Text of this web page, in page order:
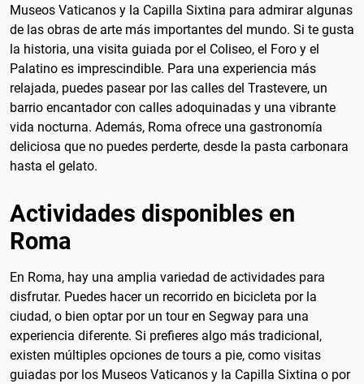
Museos Vaticanos y la Capilla Sixtina para admirar algunas
de las obras de arte más importantes del mundo. Si te gusta
la historia, una visita guiada por el Coliseo, el Foro y el
Palatino es imprescindible. Para una experiencia más
relajada, puedes pasear por las calles del Trastevere, un
barrio encantador con calles adoquinadas y una vibrante
vida nocturna. Además, Roma ofrece una gastronomía
deliciosa que no puedes perderte, desde la pasta carbonara
hasta el gelato.
Actividades disponibles en
Roma
En Roma, hay una amplia variedad de actividades para
disfrutar. Puedes hacer un recorrido en bicicleta por la
ciudad, o bien optar por un tour en Segway para una
experiencia diferente. Si prefieres algo más tradicional,
existen múltiples opciones de tours a pie, como visitas
guiadas por los Museos Vaticanos y la Capilla Sixtina o por